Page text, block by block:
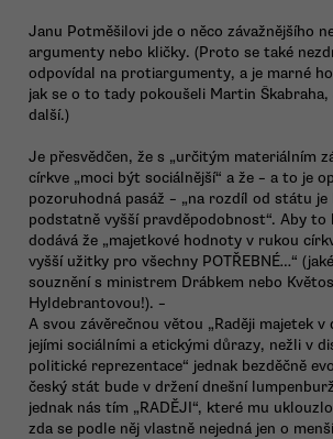
Janu Potměšilovi jde o něco závažnějšího
argumenty nebo kličky. (Proto se také
odpovídal na protiargumenty, a je marné
jak se o to tady pokoušeli Martin Škabraha,
další.)
Je přesvědčen, že s „určitým materiálním
církve „moci být sociálnější“ a že – a to je
pozoruhodná pasáž – „na rozdíl od státu
podstatně vyšší pravděpodobnost“. Aby to
dodává že „majetkové hodnoty v rukou
vyšší užitky pro všechny POTŘEBNÉ…“
souznění s ministrem Drábkem nebo
Hyldebrantovou!). –
A svou závěrečnou větou „Raději majetek v
jejími sociálními a etickými důrazy, nežli v
politické reprezentace“ jednak bezděčně
český stát bude v držení dnešní
jednak nás tím „RADĚJI“, které mu
zda se podle něj vlastně nejedná jen o